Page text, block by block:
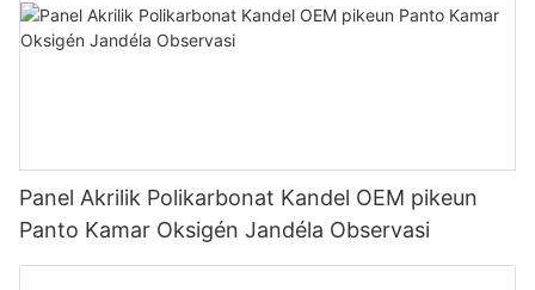
Panel Akrilik Polikarbonat Kandel OEM pikeun
Panto Kamar Oksigén Jandéla Observasi